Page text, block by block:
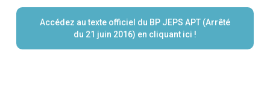
Accédez au texte officiel du BP JEPS APT (Arrêté
du 21 juin 2016) en cliquant ici !